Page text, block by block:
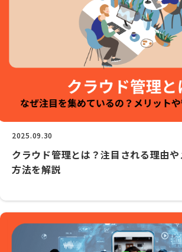
2025.09.30
クラウド管理とは？注目される理由
方法を解説